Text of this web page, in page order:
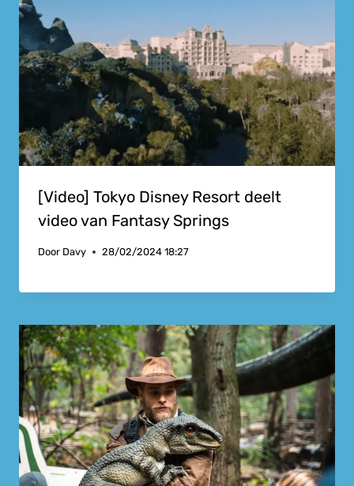
[Video] Tokyo Disney Resort deelt
video van Fantasy Springs
Door Davy 28/02/2024 18:27